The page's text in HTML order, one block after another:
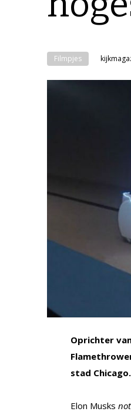
Filmpjes
Oprichter
stad Chicago.
Elon Musks